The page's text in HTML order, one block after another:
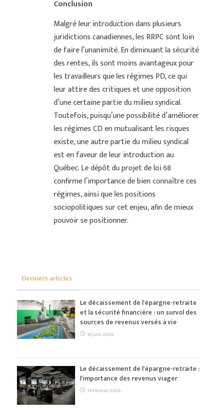
Conclusion
Malgré leur introduction dans plusieurs
juridictions canadiennes, les RRPC sont loin
de faire l’unanimité. En diminuant la sécurité
des rentes, ils sont moins avantageux pour
les travailleurs que les régimes PD, ce qui
leur attire des critiques et une opposition
d’une certaine partie du milieu syndical.
Toutefois, puisqu’une possibilité d’améliorer
les régimes CD en mutualisant les risques
existe, une autre partie du milieu syndical
est en faveur de leur introduction au
Québec. Le dépôt du projet de loi 68
confirme l’importance de bien connaître ces
régimes, ainsi que les positions
sociopolitiques sur cet enjeu, afin de mieux
pouvoir se positionner.
Derniers articles
Le décaissement de l'épargne-retraite
et la sécurité financière : un survol des
sources de revenus versés à vie
18 juin 2026
Le décaissement de l'épargne-retraite :
l'importance des revenus viager
19 février 2026